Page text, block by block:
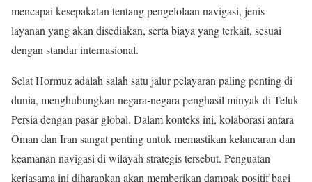
mencapai kesepakatan tentang pengelolaan navigasi, jenis
layanan yang akan disediakan, serta biaya yang terkait, sesuai
dengan standar internasional.
Selat Hormuz adalah salah satu jalur pelayaran paling penting di
dunia, menghubungkan negara-negara penghasil minyak di Teluk
Persia dengan pasar global. Dalam konteks ini, kolaborasi antara
Oman dan Iran sangat penting untuk memastikan kelancaran dan
keamanan navigasi di wilayah strategis tersebut. Penguatan
kerjasama ini diharapkan akan memberikan dampak positif bagi